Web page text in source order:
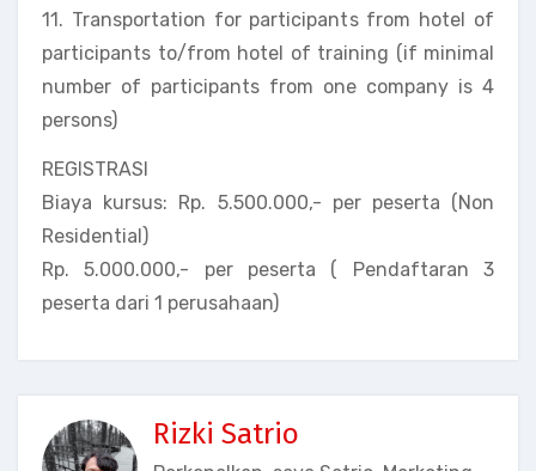
11. Transportation for participants from hotel of
participants to/from hotel of training (if minimal
number of participants from one company is 4
persons)
REGISTRASI
Biaya kursus: Rp. 5.500.000,- per peserta (Non
Residential)
Rp. 5.000.000,- per peserta ( Pendaftaran 3
peserta dari 1 perusahaan)
Rizki Satrio